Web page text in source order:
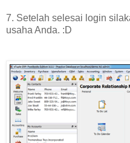
7. Setelah selesai login
usaha Anda. :D